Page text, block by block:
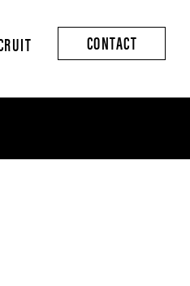
CONTACT